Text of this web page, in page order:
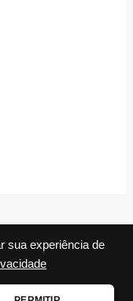
sua experiência de